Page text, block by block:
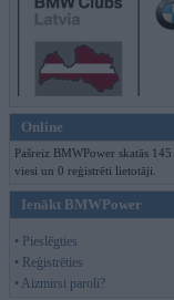
Online
Pašreiz BMWPower skatās 145
viesi un 0 reģistrēti lietotāji.
Ienākt BMWPower
• Pieslēgties
• Reģistrēties
• Aizmirsi paroli?